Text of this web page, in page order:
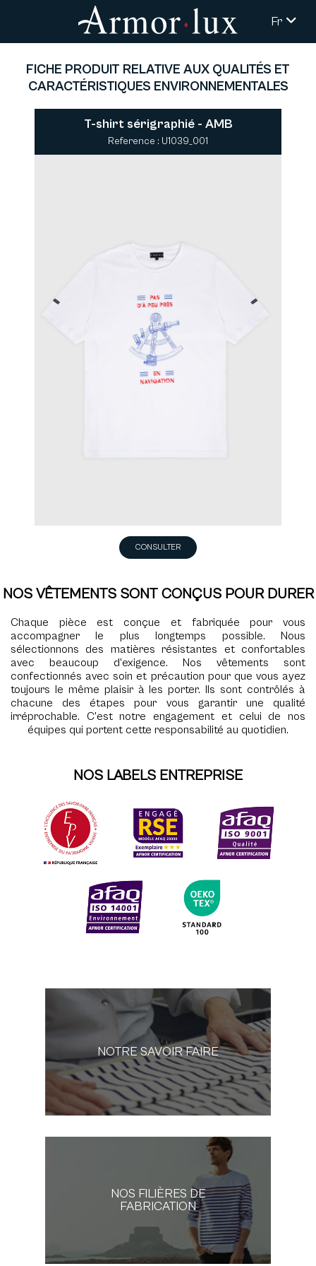
Fr
FICHE PRODUIT RELATIVE AUX QUALITÉS ET
CARACTÉRISTIQUES ENVIRONNEMENTALES
T-shirt sérigraphié - AMB
Reference : U1039_001
CONSULTER
NOS VÊTEMENTS SONT CONÇUS POUR DURER
Chaque pièce est conçue et fabriquée pour vous
accompagner le plus longtemps possible. Nous
sélectionnons des matières résistantes et confortables
avec beaucoup d'exigence. Nos vêtements sont
confectionnés avec soin et précaution pour que vous ayez
toujours le même plaisir à les porter. Ils sont contrôlés à
chacune des étapes pour vous garantir une qualité
irréprochable. C'est notre engagement et celui de nos
équipes qui portent cette responsabilité au quotidien.
NOS LABELS ENTREPRISE
NOTRE SAVOIR FAIRE
NOS FILIÈRES DE
FABRICATION